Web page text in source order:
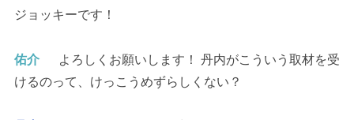
ジョッキーです！
佑介
よろしくお願いします！ 丹内がこういう取材を受
けるのって、けっこうめずらしくない？